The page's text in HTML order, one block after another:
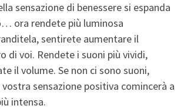
sensazione di benessere si espanda
ora rendete più luminosa
sentirete aumentare il
di voi. Rendete i suoni più vividi,
il volume. Se non ci sono suoni,
sensazione positiva comincerà a
intensa.